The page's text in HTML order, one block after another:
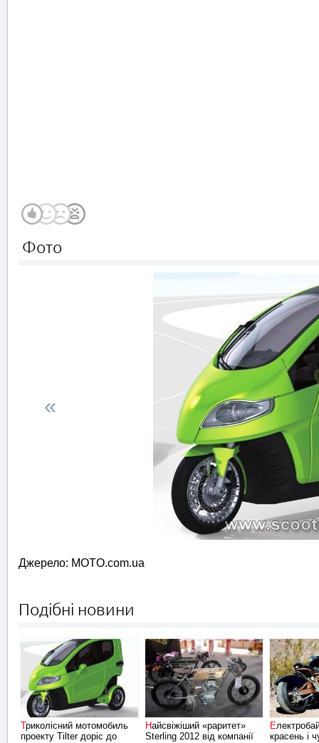
Фото
«
Джерело: MOTO.com.ua
Подібні новини
Триколісний мотомобиль
проекту Tilter доріс до
Найсвіжіший «раритет»
Sterling 2012 від компанії
Електробайк Brutus 2.0 –
красень і